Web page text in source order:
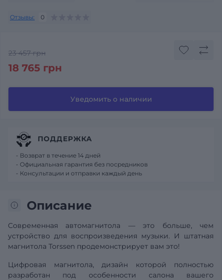
Отзывы: 0
23 457 грн
18 765 грн
Уведомить о наличии
Описание
Современная автомагнитола — это больше, чем
устройство для воспроизведения музыки. И штатная
магнитола Torssen продемонстрирует вам это!
Цифровая магнитола, дизайн которой полностью
разработан под особенности салона вашего
ПОДДЕРЖКА
- Возврат в течение 14 дней
- Официальная гарантия без посредников
- Консультации и отправки каждый день